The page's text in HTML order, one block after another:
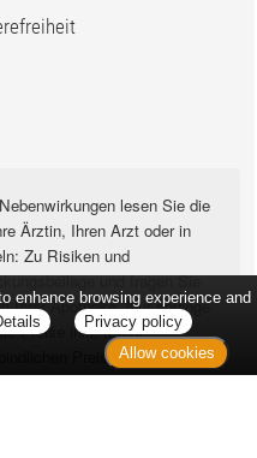
lesen Sie die
Ärztin, Ihren Arzt oder in
Zu Risiken und
und fragen Sie
Ihrer Apotheke. Nur solange
Preise inkl. MwSt. *
Preisempfehlung
enhance browsing experience and
Privacy policy
Allow cookies